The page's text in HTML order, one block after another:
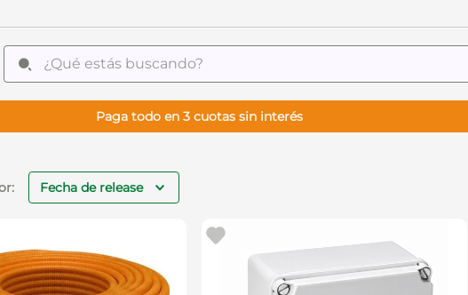
¿Qué estás buscando?
Paga todo en 3 cuotas sin interés
Fecha de release